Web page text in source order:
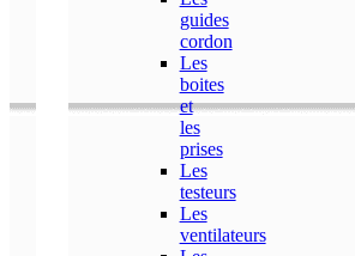
guides
cordon
Les
boites
et
les
prises
Les
testeurs
Les
ventilateurs